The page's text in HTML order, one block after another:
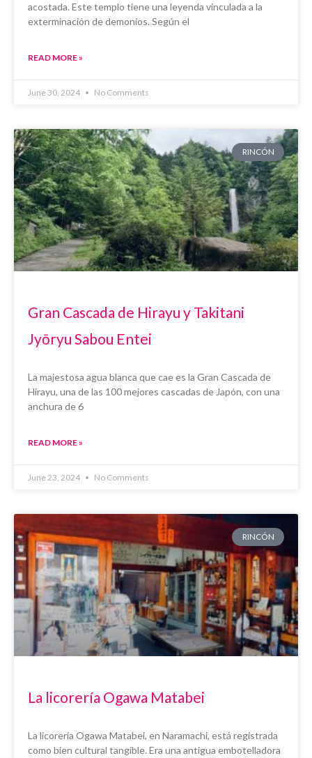
acostada. Este templo tiene una leyenda vinculada a la
exterminación de demonios. Según el
READ MORE »
June 30, 2024 No Comments
RINCÓN
Gran Cascada de Hirayu y Takitani
Jyōryu Sabou Entei
La majestosa agua blanca que cae es la Gran Cascada de
Hirayu, una de las 100 mejores cascadas de Japón, con una
anchura de 6
READ MORE »
June 23, 2024 No Comments
RINCÓN
La licorería Ogawa Matabei
La licorería Ogawa Matabei, en Naramachi, está registrada
como bien cultural tangible. Era una antigua embotelladora